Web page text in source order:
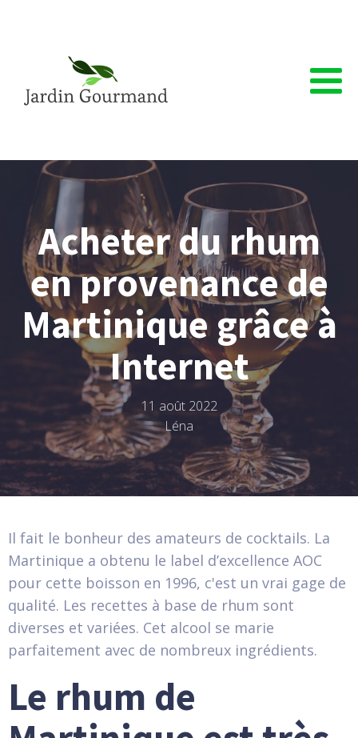
Acheter du rhum
en provenance de
Martinique grâce à
Internet
11 août 2022
Léna
Il fait le bonheur des amateurs de cocktails. La
Martinique a obtenu le label d’excellence AOC
pour cette boisson en 1996, c'est un vrai gage de
qualité. Les recettes à base de rhum sont
diverses et variées. Cet alcool se marie
parfaitement avec de nombreux ingrédients.
Le rhum de